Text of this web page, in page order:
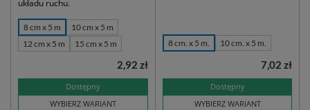
układu ruchu.
8 cm x 5 m
10 cm x 5 m
12 cm x 5 m
15 cm x 5 m
Dostępny
WYBIERZ WARIANT
2,92 zł
8 cm. x 5 m. 10 cm. x 5 m.
Dostępny
WYBIERZ WARIANT
7,02 zł